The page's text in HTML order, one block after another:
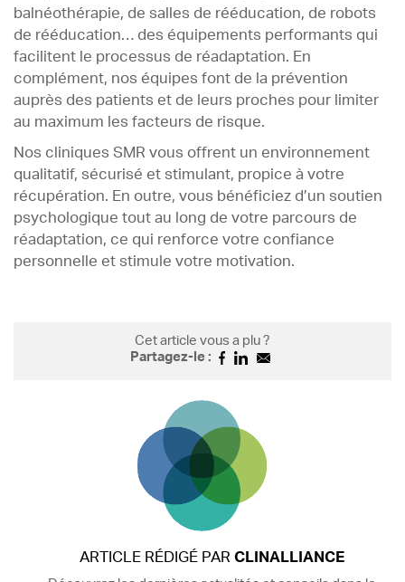
balnéothérapie, de salles de rééducation, de robots
de rééducation… des équipements performants qui
facilitent le processus de réadaptation. En
complément, nos équipes font de la prévention
auprès des patients et de leurs proches pour limiter
au maximum les facteurs de risque.
Nos cliniques SMR vous offrent un environnement
qualitatif, sécurisé et stimulant, propice à votre
récupération. En outre, vous bénéficiez d’un soutien
psychologique tout au long de votre parcours de
réadaptation, ce qui renforce votre confiance
personnelle et stimule votre motivation.
Cet article vous a plu ?
Partagez-le :
ARTICLE RÉDIGÉ PAR CLINALLIANCE